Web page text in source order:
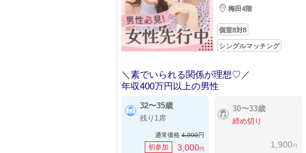
梅田4階
個室8対8
シングルマッチング
＼素でいられる関係が理想♡／
年収400万円以上の男性
32〜35歳
残り1席
通常価格4,900円
初参加 3,000円
30〜33歳
締め切り
1,900 円